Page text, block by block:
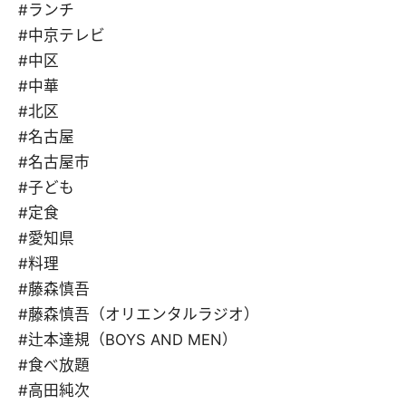
#ランチ
#中京テレビ
#中区
#中華
#北区
#名古屋
#名古屋市
#子ども
#定食
#愛知県
#料理
#藤森慎吾
#藤森慎吾（オリエンタルラジオ）
#辻本達規（BOYS AND MEN）
#食べ放題
#高田純次